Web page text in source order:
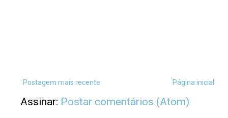
Postagem mais recente Página inicial
Assinar: Postar comentários (Atom)